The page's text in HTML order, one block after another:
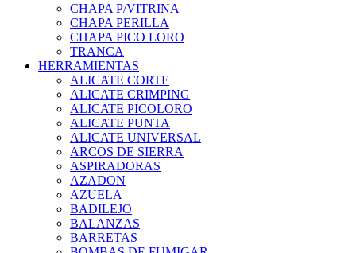
CHAPA P/VITRINA
CHAPA PERILLA
CHAPA PICO LORO
TRANCA
HERRAMIENTAS
ALICATE CORTE
ALICATE CRIMPING
ALICATE PICOLORO
ALICATE PUNTA
ALICATE UNIVERSAL
ARCOS DE SIERRA
ASPIRADORAS
AZADON
AZUELA
BADILEJO
BALANZAS
BARRETAS